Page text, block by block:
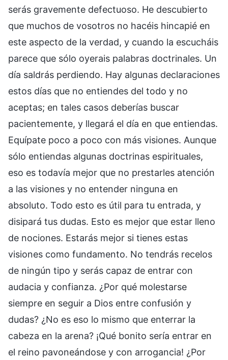
serás gravemente defectuoso. He descubierto
que muchos de vosotros no hacéis hincapié en
este aspecto de la verdad, y cuando la escucháis
parece que sólo oyerais palabras doctrinales. Un
día saldrás perdiendo. Hay algunas declaraciones
estos días que no entiendes del todo y no
aceptas; en tales casos deberías buscar
pacientemente, y llegará el día en que entiendas.
Equípate poco a poco con más visiones. Aunque
sólo entiendas algunas doctrinas espirituales,
eso es todavía mejor que no prestarles atención
a las visiones y no entender ninguna en
absoluto. Todo esto es útil para tu entrada, y
disipará tus dudas. Esto es mejor que estar lleno
de nociones. Estarás mejor si tienes estas
visiones como fundamento. No tendrás recelos
de ningún tipo y serás capaz de entrar con
audacia y confianza. ¿Por qué molestarse
siempre en seguir a Dios entre confusión y
dudas? ¿No es eso lo mismo que enterrar la
cabeza en la arena? ¡Qué bonito sería entrar en
el reino pavoneándose y con arrogancia! ¿Por